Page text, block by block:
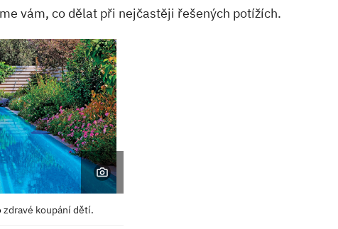
vám, co dělat při nejčastěji řešených potížích.
zdravé koupání dětí.